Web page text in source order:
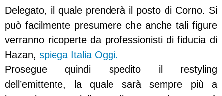
Delegato, il quale prenderà il posto di Corno. Si
può facilmente presumere che anche tali figure
verranno ricoperte da professionisti di fiducia di
Hazan, spiega Italia Oggi.
Prosegue quindi spedito il restyling
dell’emittente, la quale sarà sempre più a